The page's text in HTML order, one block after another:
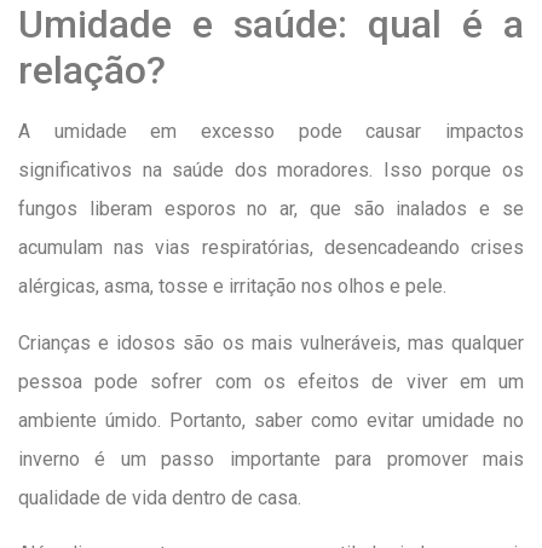
Umidade e saúde: qual é a
relação?
A umidade em excesso pode causar impactos
significativos na saúde dos moradores. Isso porque os
fungos liberam esporos no ar, que são inalados e se
acumulam nas vias respiratórias, desencadeando crises
alérgicas, asma, tosse e irritação nos olhos e pele.
Crianças e idosos são os mais vulneráveis, mas qualquer
pessoa pode sofrer com os efeitos de viver em um
ambiente úmido. Portanto, saber como evitar umidade no
inverno é um passo importante para promover mais
qualidade de vida dentro de casa.